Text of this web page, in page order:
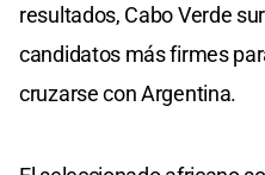
resultados, Cabo Verde
candidatos más firmes
cruzarse con Argentina.